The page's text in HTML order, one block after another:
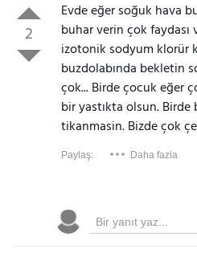
2
Evde eğer soğuk hava
buhar verin çok
izotonik sodyum klorür
buzdolabında bekletin
çok... Birde çocuk eğer
bir yastıkta olsun.
tikanmasin. Bizde çok
Paylaş: Daha fazla